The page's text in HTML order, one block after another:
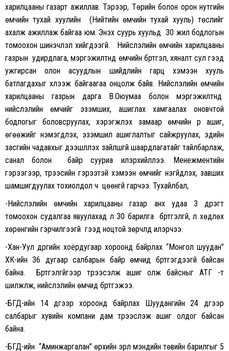
харилцааны газарт ажиллав. Тэрээр, Төрийн болон орон нутгийн
өмчийн тухай хуулийн (Нийтийн өмчийн тухай хууль) төслийг
ахалж ажиллаж байгаа юм. Энэхүү суурь хуульд 30 жил бодлогын
томоохон шинэчлэл хийгдээгүй. Нийслэлийн өмчийн харилцааны
газрын удирдлага, мэргэжилтнүүд өмчийн бүртгэл, хяналт сул гээд
ужгирсан олон асуудлын шийдлийн гарц хэмээн хууль
батлагдахыг хүлээж байгаагаа онцолж байв. Нийслэлийн өмчийн
харилцааны газрын дарга В.Оюумаа болон мэргэжилтнүүд
нийслэлийн өмчийг эзэмших, ашиглах хамгаалах оновчтой
бодлогыг боловсруулах, хэрэгжүүлэх замаар өмчийн үр ашиг,
өгөөжийг нэмэгдүүлэх, эзэмшил ашиглалтыг сайжруулах, эдийн
засгийн чадавхыг дээшлүүлэх зайлшгүй шаардлагатайг тайлбарлаж,
санал болон байр сууриа илэрхийллээ. Менежментийн
гэрээгээр, түрээсийн гэрээтэй хэмээн өмчийг үнэгүйдүүлэх, завших
шамшигдуулах тохиолдол ч цөөнгүй гарчээ. Тухайлбал,
-Нийслэлийн өмчийн харилцааны газар анх удаа 3 дүүрэгт
томоохон судалгаа явуулахад л 30 барилга бүртгэлгүй, үл хөдлөх
хөрөнгийн гэрчилгээгүй гээд ноцтой зөрчлүүд илэрчээ.
-Хан-Уул дүүргийн хоёрдугаар хороонд байрлах “Монгол шуудан”
ХК-ийн 36 дугаар салбарын байр өмчид бүртгэгдээгүй байсан
байна. Бүртгэлгүйгээр түрээсэлж ашиг олж байсныг АТГ -т
шилжүүлж, нийслэлийн өмчид бүртгэжээ.
-БГД-ийн 14 дүгээр хороонд байрлах Шуудангийн 24 дүгээр
салбарыг хувийн компани дам түрээслэж ашиг олдог байсан
байна.
-БГД-ийн “Аминжаргалан” өрхийн эрүүл мэндийн төвийн барилгыг 5